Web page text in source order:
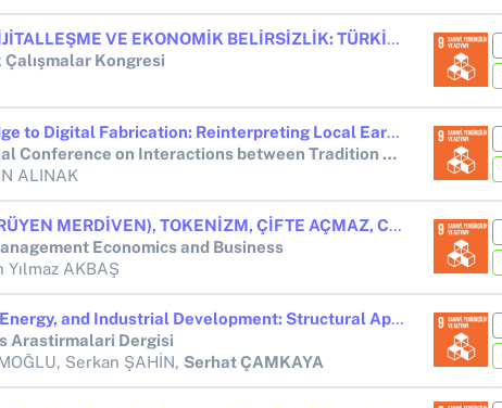
YAPAY ZEKÂ ÇAĞINDA DİJİTALLEŞME VE EKONOMİK BELİRSİZLİK: TÜRKİYE’DE DOĞRUSAL OLMAYAN ETKİLER, KURUMSAL YAPI VE İNSAN FAKTÖRÜ
Kongresi
From Vernacular Knowledge to Digital Fabrication: Reinterpreting Local Earthen Materials through 3D Printing in Future Architecture
ITMAD 2026 – International Conference on Interactions between Tradition & Modernity in Architecture & Design
ALINAK
CAM ASANSÖR (CAM YÜRÜYEN MERDİVEN), TOKENİZM, ÇİFTE AÇMAZ, CAM LABİRENT, CAM DUVAR VE CAM UÇURUM ÖLÇEKLERİNİN GELİŞTİRİLMESİ
Economics and Business
Yılmaz AKBAŞ
AI Readiness, Renewable Energy, and Industrial Development: Structural Approach to Sustainable Growth
Arastirmalari Dergisi
Serkan ŞAHİN, Serhat ÇAMKAYA